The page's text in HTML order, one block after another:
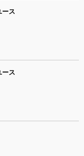
ース
ース